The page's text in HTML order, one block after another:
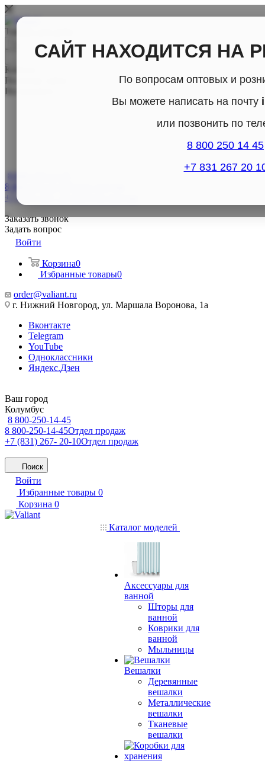
САЙТ НАХОДИТСЯ НА
По вопросам оптовых и
Вы можете написать на почту
или позвонить по
8 800 250 14 45
+7 831 267 20
Товары для дома
Каталог
По всему сайту
По каталогу
8 800-250-14-45
+7 (831) 267- 20-10
Заказать звонок
Задать вопрос
Войти
Корзина0
Избранные товары0
order@valiant.ru
г. Нижний Новгород, ул. Маршала Воронова, 1а
Вконтакте
Telegram
YouTube
Одноклассники
Яндекс.Дзен
Ваш город
Колумбус
8 800-250-14-45
8 800-250-14-45Отдел продаж
+7 (831) 267- 20-10Отдел продаж
Поиск
Войти
Избранные товары 0
Корзина 0
Каталог моделей
Аксессуары для
ванной
Шторы для
ванной
Коврики для
ванной
Мыльницы
Вешалки
Деревянные
вешалки
Металлические
вешалки
Тканевые
вешалки